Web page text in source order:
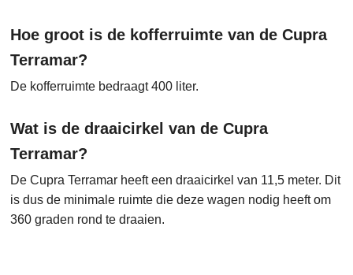
Hoe groot is de kofferruimte van de Cupra
Terramar?
De kofferruimte bedraagt 400 liter.
Wat is de draaicirkel van de Cupra
Terramar?
De Cupra Terramar heeft een draaicirkel van 11,5 meter. Dit
is dus de minimale ruimte die deze wagen nodig heeft om
360 graden rond te draaien.